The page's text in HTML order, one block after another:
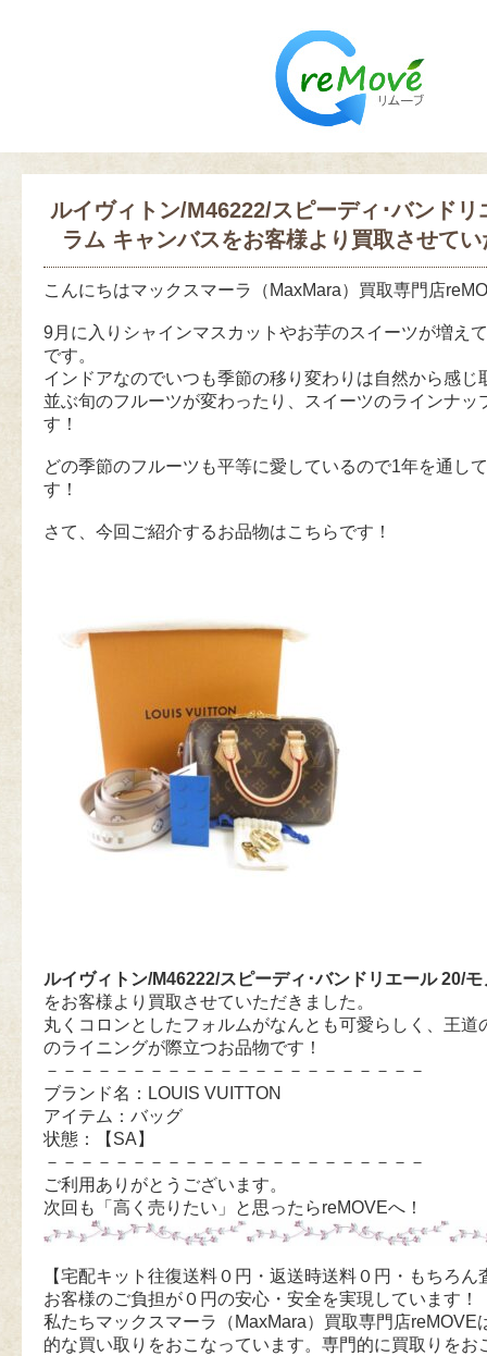
ルイヴィトン/M46222/スピーディ･バンド
ラム キャンバスをお客様より買取させて
こんにちはマックスマーラ（MaxMara）買取専門店
9月に入りシャインマスカットやお芋のスイーツが増え
です。
インドアなのでいつも季節の移り変わりは自然から感じ
並ぶ旬のフルーツが変わったり、スイーツのラインナッ
す！
どの季節のフルーツも平等に愛しているので1年を通し
す！
さて、今回ご紹介するお品物はこちらです！
ルイヴィトン/M46222/スピーディ･バンドリエール 20/
をお客様より買取させていただきました。
丸くコロンとしたフォルムがなんとも可愛らしく、王道
のライニングが際立つお品物です！
－－－－－－－－－－－－－－－－－－－－－－
ブランド名：LOUIS VUITTON
アイテム：バッグ
状態：【SA】
－－－－－－－－－－－－－－－－－－－－－－
ご利用ありがとうございます。
次回も「高く売りたい」と思ったらreMOVEへ！
【宅配キット往復送料０円・返送時送料０円・もちろん
お客様のご負担が０円の安心・安全を実現しています！
私たちマックスマーラ（MaxMara）買取専門店reMOVE
的な買い取りをおこなっています。専門的に買取りをお